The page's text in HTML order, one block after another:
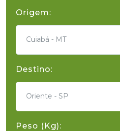
Origem:
Cuiabá - MT
Destino:
Oriente - SP
Peso (Kg):